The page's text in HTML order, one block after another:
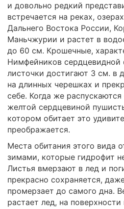
и довольно редкий
встречается на реках,
Дальнего Востока России,
Маньчжурии и растет в
до 60 см. Крошечные,
Нимфейников
листочки достигают 3 см. в
на длинных черешках и
себе. Когда же
желтой сердцевиной
котором обитает это
преображается.
Места обитания этого вида
зимами, которые гидрофит
Листья вмерзают в лед и
прекрасно сохраняется,
промерзает до самого дна.
растает лед, на